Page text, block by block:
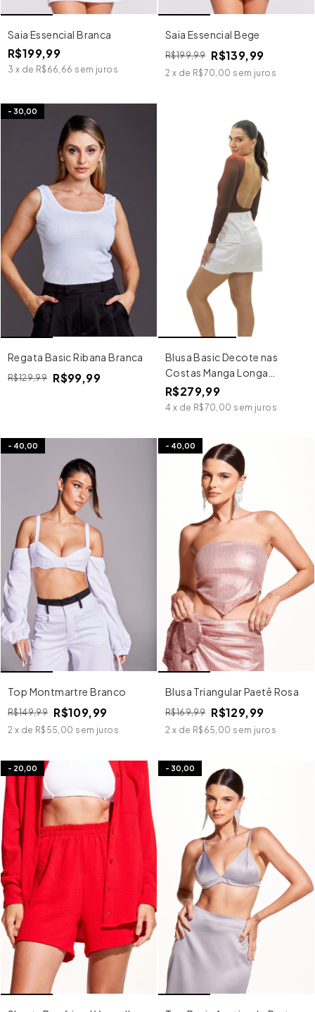
Saia Essencial Branca
R$199,99
3 x de R$66,66 sem juros
Saia Essencial Bege
R$199,99 R$139,99
2 x de R$70,00 sem juros
- 30,00
Regata Basic Ribana Branca
R$129,99 R$99,99
Blusa Basic Decote nas
Costas Manga Longa
Marrom
R$279,99
4 x de R$70,00 sem juros
- 40,00
Top Montmartre Branco
R$149,99 R$109,99
2 x de R$55,00 sem juros
- 40,00
Blusa Triangular Paetê Rosa
R$169,99 R$129,99
2 x de R$65,00 sem juros
- 20,00 - 30,00